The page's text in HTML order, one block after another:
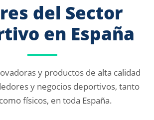
del Sector
en España
y productos de alta calidad
y negocios deportivos, tanto
físicos, en toda España.